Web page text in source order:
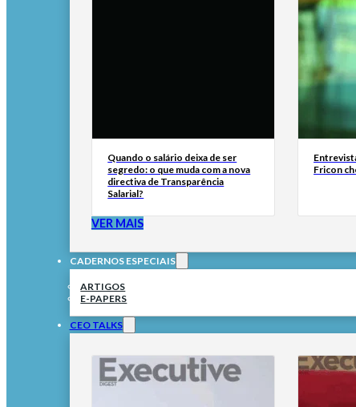
Quando o salário deixa de ser
segredo: o que muda com a nova
directiva de Transparência
Salarial?
Fricon
VER MAIS
CADERNOS ESPECIAIS
ARTIGOS
E-PAPERS
CEO TALKS